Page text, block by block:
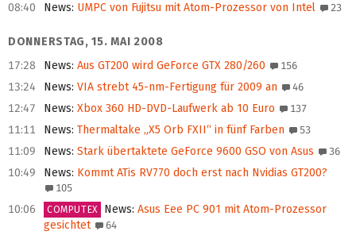
08:40 News: UMPC von Fujitsu mit Atom-Prozessor von Intel 23
DONNERSTAG, 15. MAI 2008
17:28
News: Aus GT200 wird GeForce GTX 280/260 156
13:24 News: VIA strebt 45-nm-Fertigung für 2009 an 46
12:47 News: Xbox 360 HD-DVD-Laufwerk ab 10 Euro 137
11:11 News: Thermaltake „X5 Orb FXII“ in fünf Farben 53
11:09 News: Stark übertaktete GeForce 9600 GSO von Asus 36
10:49 News: Kommt ATis RV770 doch erst nach Nvidias GT200?
105
10:06 COMPUTEX News: Asus Eee PC 901 mit Atom-Prozessor
gesichtet
64